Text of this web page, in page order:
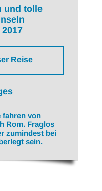
und tolle
Reise
fahren von
Rom. Fraglos
zumindest bei
sein.